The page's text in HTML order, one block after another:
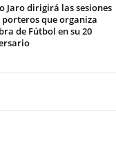
Jaro dirigirá las sesiones
que organiza
de Fútbol en su 20